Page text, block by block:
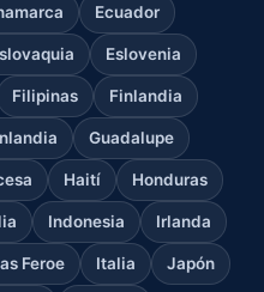
Ecuador
Eslovenia
Filipinas Finlandia
Guadalupe
Haití Honduras
Indonesia Irlanda
Feroe Italia Japón